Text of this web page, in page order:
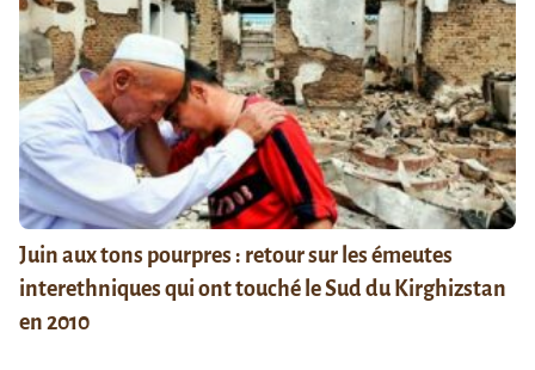
Juin aux tons pourpres : retour sur les émeutes
interethniques qui ont touché le Sud du Kirghizstan
en 2010